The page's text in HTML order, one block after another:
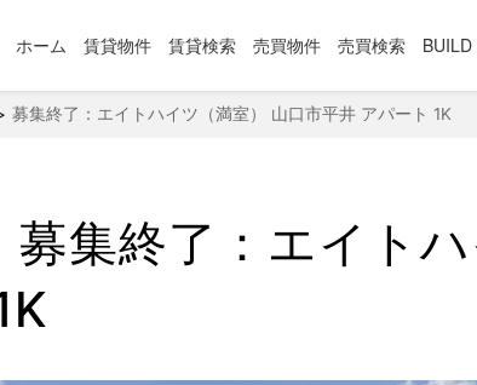
ホーム 賃貸物件 賃貸検索 売買物件 売買検索
募集終了：エイトハイツ（満室） 山口市平井 アパート 1K
募集終了：エイト